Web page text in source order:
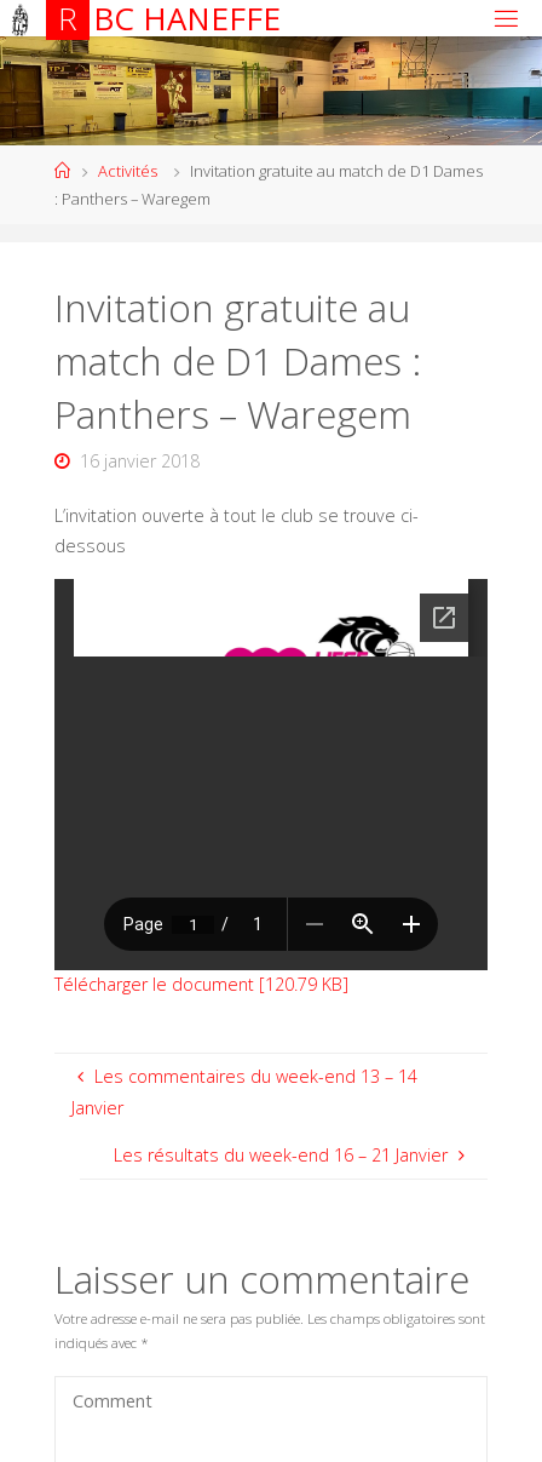
R BC HANEFFE
Activités
Invitation gratuite au match de D1 Dames
: Panthers – Waregem
Invitation gratuite au
match de D1 Dames :
Panthers – Waregem
16 janvier 2018
L’invitation ouverte à tout le club se trouve ci-
dessous
Télécharger le document [120.79 KB]
Les commentaires du week-end 13 – 14
Janvier
Les résultats du week-end 16 – 21 Janvier
Laisser un commentaire
Votre adresse e-mail ne sera pas publiée. Les champs obligatoires sont
indiqués avec *